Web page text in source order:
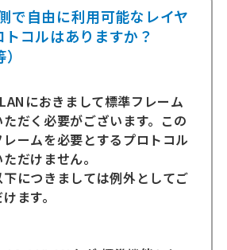
で自由に利用可能なレイヤ
コルはありますか？
におきまして標準フレーム
だく必要がございます。この
ームを必要とするプロトコル
だけません。
につきましては例外としてご
ます。